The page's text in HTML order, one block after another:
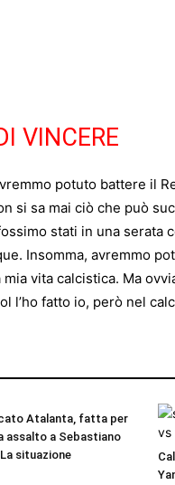
VINCERE
potuto battere il
si sa mai ciò che può
stati in una serata
Insomma, avremmo
vita calcistica. Ma
l’ho fatto io, però nel
Atalanta, fatta per
assalto a Sebastiano
situazione